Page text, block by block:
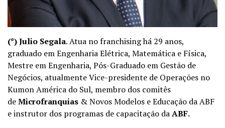
(*) Julio Segala. Atua no franchising há 29 anos,
graduado em Engenharia Elétrica, Matemática e Física,
Mestre em Engenharia, Pós-Graduado em Gestão de
Negócios, atualmente Vice-presidente de Operações no
Kumon América do Sul, membro dos comitês
deMicrofranquias & Novos Modelos e Educação da ABF
e instrutor dos programas de capacitação daABF.